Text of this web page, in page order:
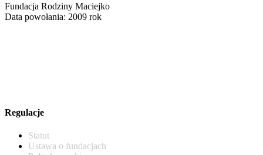
Fundacja Rodziny Maciejko
Data powołania: 2009 rok
Regulacje
Statut
Ustawa o fundacjach